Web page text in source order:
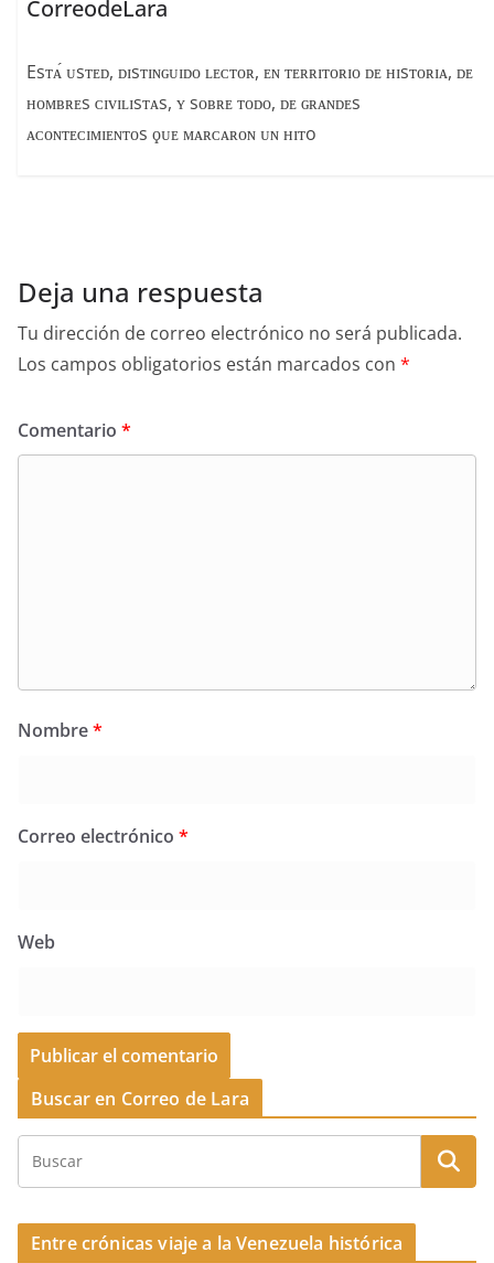
CorreodeLara
Esᴛᴀ́ ᴜsᴛᴇᴅ, ᴅɪsᴛɪɴɢᴜɪᴅᴏ ʟᴇᴄᴛᴏʀ, ᴇɴ ᴛᴇʀʀɪᴛᴏʀɪᴏ ᴅᴇ ʜɪsᴛᴏʀɪᴀ, ᴅᴇ
ʜᴏᴍʙʀᴇs ᴄɪᴠɪʟɪsᴛᴀs, ʏ sᴏʙʀᴇ ᴛᴏᴅᴏ, ᴅᴇ ɢʀᴀɴᴅᴇs
ᴀᴄᴏɴᴛᴇᴄɪᴍɪᴇɴᴛᴏs ϙᴜᴇ ᴍᴀʀᴄᴀʀᴏɴ ᴜɴ ʜɪᴛo
Deja una respuesta
Tu dirección de correo electrónico no será publicada.
Los campos obligatorios están marcados con *
Comentario *
Nombre*
Correo electrónico *
Web
Buscar en Correo de Lara
Entre crónicas viaje a la Venezuela histórica